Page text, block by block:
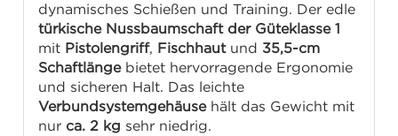
dynamisches Schießen und Training. Der edle
türkische Nussbaumschaft der Güteklasse 1
mit Pistolengriff, Fischhautund 35,5-cm
Schaftlängebietet hervorragende Ergonomie
und sicheren Halt. Das leichte
Verbundsystemgehäusehält das Gewicht mit
nur ca. 2 kg sehr niedrig.